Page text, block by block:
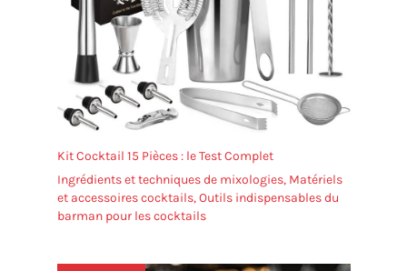
Kit Cocktail 15 Pièces : le Test Complet
Ingrédients et techniques de mixologies, Matériels
et accessoires cocktails,Outils indispensables du
barman pour les cocktails